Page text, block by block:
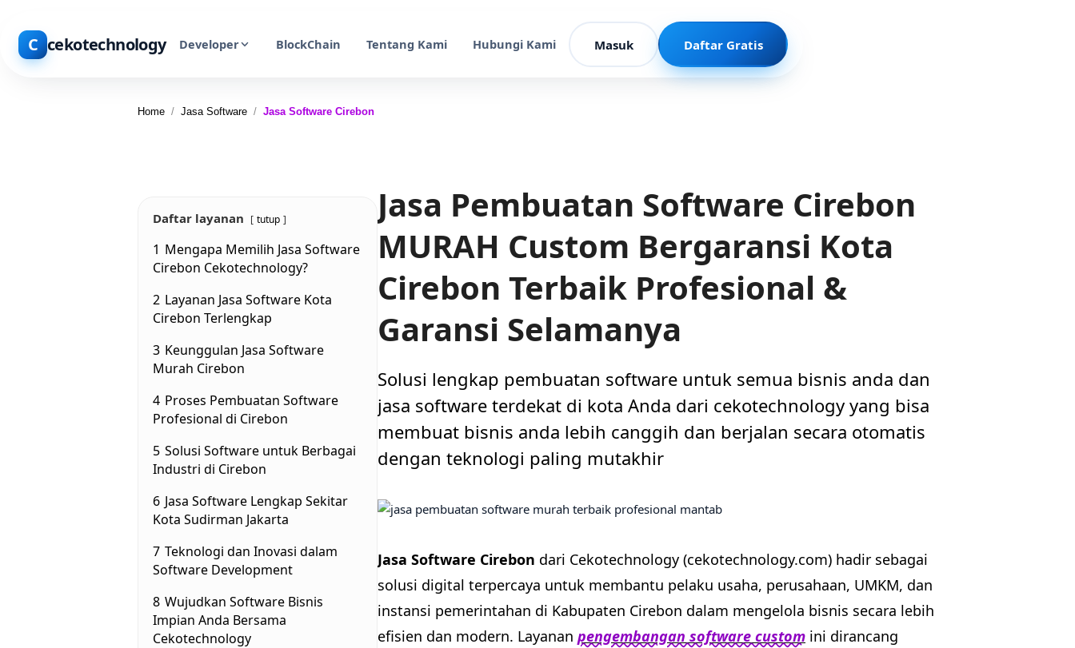
C cekotechnology Developer BlockChain Tentang Kami Hubungi Kami Masuk Daftar Gratis
Home / Jasa Software / Jasa Software Cirebon
Daftar layanan tutup
1 Mengapa Memilih Jasa Software
Cirebon Cekotechnology?
2 Layanan Jasa Software Kota
Cirebon Terlengkap
3 Keunggulan Jasa Software
Murah Cirebon
4 Proses Pembuatan Software
Profesional di Cirebon
5 Solusi Software untuk Berbagai
Industri di Cirebon
6 Jasa Software Lengkap Sekitar
Kota Sudirman Jakarta
7 Teknologi dan Inovasi dalam
Software Development
8 Wujudkan Software Bisnis
Impian Anda Bersama
Cekotechnology
Jasa Pembuatan Software Cirebon
MURAH Custom Bergaransi Kota
Cirebon Terbaik Profesional &
Garansi Selamanya
Solusi lengkap pembuatan software untuk semua bisnis anda dan
jasa software terdekat di kota Anda dari cekotechnology yang bisa
membuat bisnis anda lebih canggih dan berjalan secara otomatis
dengan teknologi paling mutakhir
Jasa Software Cirebon dari Cekotechnology (cekotechnology.com) hadir sebagai
solusi digital terpercaya untuk membantu pelaku usaha, perusahaan, UMKM, dan
instansi pemerintahan di Kabupaten Cirebon dalam mengelola bisnis secara lebih
efisien dan modern. Layanan pengembangan software custom ini dirancang